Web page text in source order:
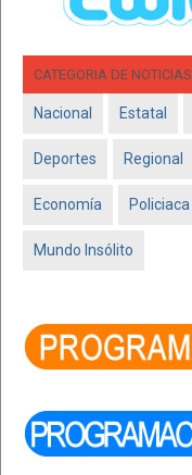
CATEGORIA DE NOTICIAS
Nacional Estatal
Deportes Regional
Economía Policiaca
Mundo Insólito